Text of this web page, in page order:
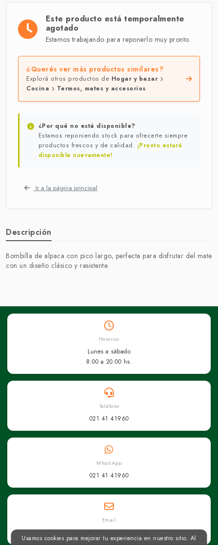
Este producto está temporalmente
agotado
Estamos trabajando para reponerlo muy pronto.
¿Querés ver más productos similares?
Explorá otros productos de Hogar y bazar
Cocina
Termos, mates y accesorios
¿Por qué no está disponible?
Estamos reponiendo stock para ofrecerte siempre
productos frescos y de calidad. ¡Pronto estará
disponible nuevamente!
Ir a la página principal
Descripción
Bombilla de alpaca con pico largo, perfecta para disfrutar del mate
con un diseño clásico y resistente.
Horarios
Lunes a sábado
8:00 a 20:00 hs.
Teléfono
021 41 41960
WhatsApp
021 41 41960
Email
superseis@superseis.com.py
Usamos cookies para mejorar tu experiencia en nuestro sitio. Al